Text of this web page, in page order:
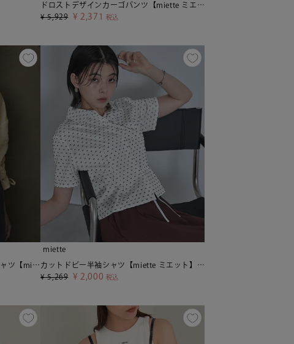
ドロストデザインカーゴパンツ【miette ミエット】
¥ 5,929 ¥ 2,371 税込
ドロストスリーブシアーチェックシャツ【miette ミエット】【メール便可／100】
miette
カットドビー半袖シャツ【miette ミエット】【メール便可／80】
¥ 5,269 ¥ 2,000 税込